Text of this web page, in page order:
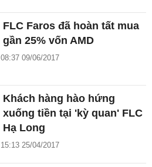
FLC Faros đã hoàn tất mua
gần 25% vốn AMD
08:37 09/06/2017
Khách hàng hào hứng
xuống tiền tại 'kỳ quan' FLC
Hạ Long
15:13 25/04/2017